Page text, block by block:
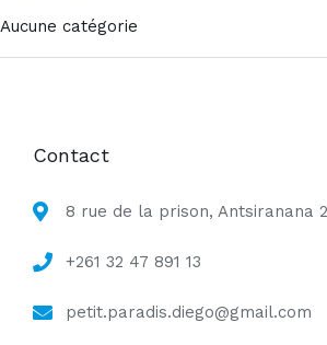
Aucune catégorie
Contact
8 rue de la prison, Antsiranana
+261 32 47 891 13
petit.paradis.diego@gmail.com